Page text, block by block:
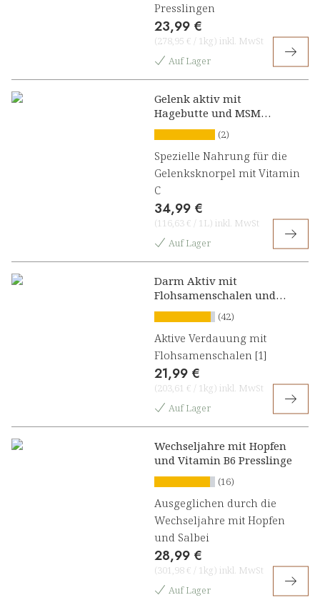
Presslingen
23,99 €
(278,95 € / 1kg) inkl. MwSt
Auf Lager
Gelenk aktiv mit
Hagebutte und MSM
Konzentrat (2)
Spezielle Nahrung für die
Gelenksknorpel mit Vitamin
C
34,99 €
(116,63 € / 1L) inkl. MwSt
Auf Lager
Darm Aktiv mit
Flohsamenschalen und
Calcium Presslinge
(42)
Aktive Verdauung mit
Flohsamenschalen [1]
21,99 €
(203,61 € / 1kg) inkl. MwSt
Auf Lager
Wechseljahre mit Hopfen
und Vitamin B6 Presslinge
(16)
Ausgeglichen durch die
Wechseljahre mit Hopfen
und Salbei
28,99 €
(301,98 € / 1kg) inkl. MwSt
Auf Lager